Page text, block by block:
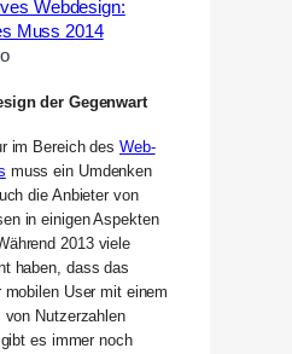
der Gegenwart
im Bereich des Web-
muss ein Umdenken
die Anbieter von
in einigen Aspekten
2013 viele
haben, dass das
mobilen User mit einem
von Nutzerzahlen
es immer noch